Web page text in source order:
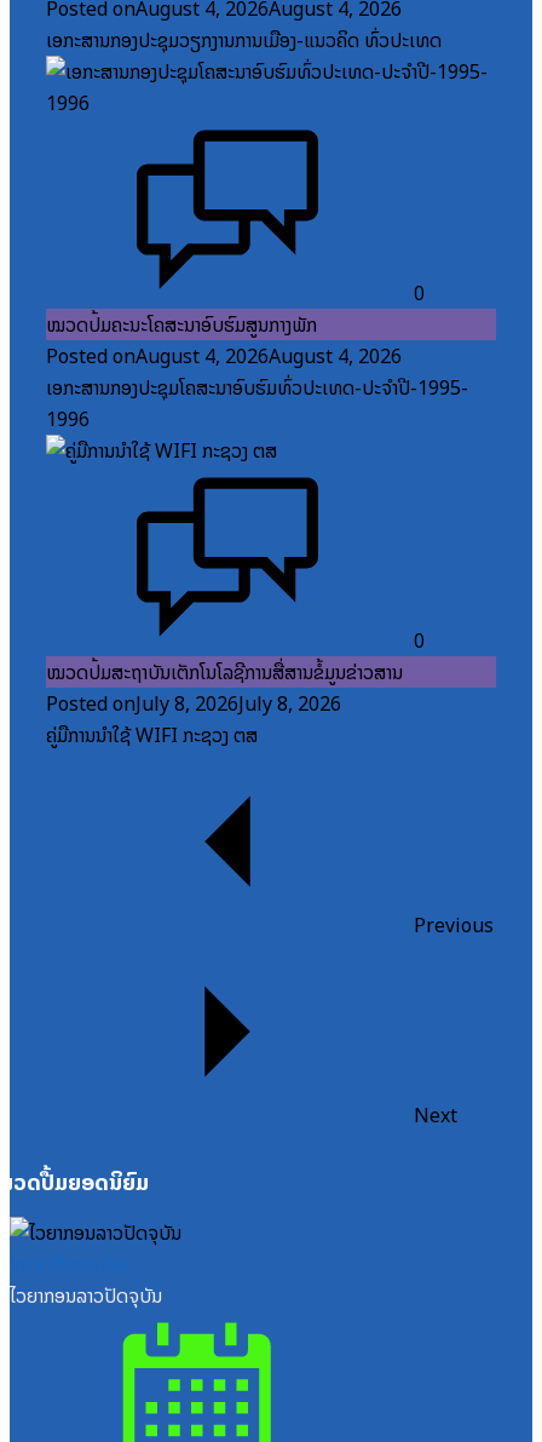
Posted onAugust 4, 2026August 4, 2026
ເອກະສານກອງປະຊຸມວຽກງານການເມືອງ-ແນວຄິດ ທົ່ວປະເທດ
0
ໝວດປື້ມຄະນະໂຄສະນາອົບຮົມສູນກາງພັກ
Posted onAugust 4, 2026August 4, 2026
ເອກະສານກອງປະຊຸມໂຄສະນາອົບຮົມທົ່ວປະເທດ-ປະຈໍາປີ-1995-
1996
0
ໝວດປື້ມສະຖາບັນເຕັກໂນໂລຊີການສື່ສານຂໍ້ມູນຂ່າວສານ
Posted onJuly 8, 2026July 8, 2026
ຄູ່ມືການນຳໃຊ້ WIFI ກະຊວງ ຕສ
Previous
Next
ດປື້ມຍອດນິຍົມ
ໄວຍາກອນລາວປັດຈຸບັນ